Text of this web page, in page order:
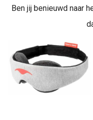
Ben jij benieuwd naar